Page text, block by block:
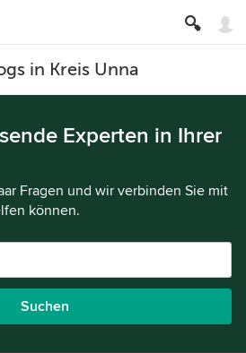
in Kreis Unna
Experten in Ihrer
Fragen und wir verbinden Sie mit
können.
Suchen